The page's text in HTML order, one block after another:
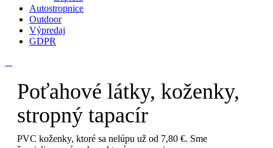
Autostropnice
Outdoor
Výpredaj
GDPR
Poťahové látky, koženky,
stropný tapacír
PVC koženky, ktoré sa nelúpu už od 7,80 €. Sme